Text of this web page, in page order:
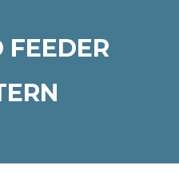
FEEDER